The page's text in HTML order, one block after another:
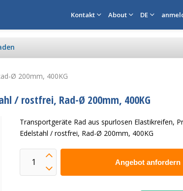
Kontakt About DE
Ø 200mm, 400KG
/ rostfrei, Rad-Ø 200mm, 400KG
Transportgeräte Rad aus spurlosen Elastikreifen,
Edelstahl / rostfrei, Rad-Ø 200mm, 400KG
Angebot anfordern